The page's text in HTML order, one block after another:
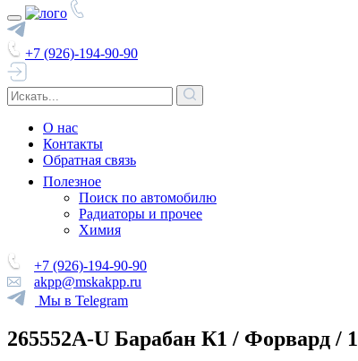
+7 (926)-194-90-90
О нас
Контакты
Обратная связь
Полезное
Поиск по автомобилю
Радиаторы и прочее
Химия
+7 (926)-194-90-90
akpp@mskakpp.ru
Мы в Telegram
265552A-U Барабан К1 / Форвард /